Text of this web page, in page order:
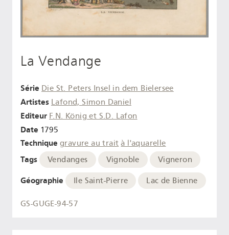
La Vendange
Série Die St. Peters Insel in dem Bielersee
Artistes Lafond, Simon Daniel
Editeur F.N. König et S.D. Lafon
Date 1795
Technique gravure au trait à l'aquarelle
Tags Vendanges Vignoble Vigneron
Géographie Ile Saint-Pierre Lac de Bienne
GS-GUGE-94-57